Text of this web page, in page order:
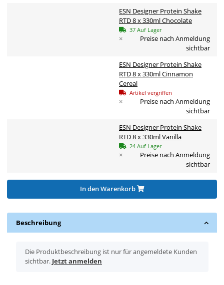
ESN Designer Protein Shake
RTD 8 x 330ml Chocolate
37 Auf Lager
×
Preise nach Anmeldung
sichtbar
ESN Designer Protein Shake
RTD 8 x 330ml Cinnamon
Cereal
Artikel vergriffen
×
Preise nach Anmeldung
sichtbar
ESN Designer Protein Shake
RTD 8 x 330ml Vanilla
24 Auf Lager
×
Preise nach Anmeldung
sichtbar
In den Warenkorb
Beschreibung
x
Die Produktbeschreibung ist nur für angemeldete Kunden
sichtbar. Jetzt anmelden